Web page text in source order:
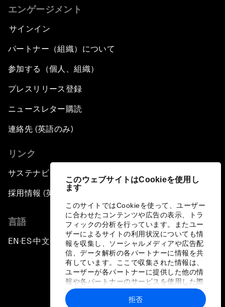
このウェブサイトはCookieを使用し
ます
このサイトではCookieを使って、ユーザー
に合わせたコンテンツや広告の表示、トラ
フィックの分析を行っています。またユー
ザーによるサイトの利用状況についても情
報を収集し、ソーシャルメディアや広告配
信、データ解析の各パートナーに情報を共
有しています。ここで収集された情報は、
ユーザーが各パートナーに提供した他の情
報や各パートナーのサービスを使用した際
に収集された情報と組み合わされ、各パー
トナーによって使用されることがありま
拒否
エンゲージメント
サインイン
パートナー（組織）について
参加する（個人、組織）
プレスリリース登録
ニュースレター購読
連絡先 (英語のみ)
リンク
サステナビリティへの取り組み
採用情報 (英語のみ)
言語
EN ▪ES▪中文▪ 日本語